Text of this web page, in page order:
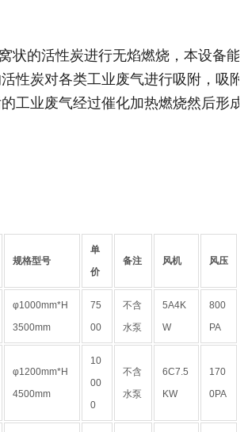
状的活性炭进行无焰燃烧，本设备
性炭对各类工业废气进行吸附，吸
工业废气经过催化加热燃烧然后形
规格型号
单
价
备注 风机 风压
φ1000mm*H
3500mm
75
00
不含
水泵
5A4K
W
800
PA
φ1200mm*H
4500mm
10
00
0
不含
水泵
6C7.5
KW
170
0PA